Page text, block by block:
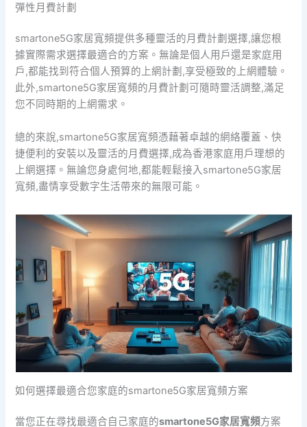
彈性月費計劃
smartone5G家居寬頻提供多種靈活的月費計劃選擇,讓您根
據實際需求選擇最適合的方案。無論是個人用戶還是家庭用
戶,都能找到符合個人預算的上網計劃,享受極致的上網體驗。
此外,smartone5G家居寬頻的月費計劃可隨時靈活調整,滿足
您不同時期的上網需求。
總的來說,smartone5G家居寬頻憑藉著卓越的網絡覆蓋、快
捷便利的安裝以及靈活的月費選擇,成為香港家庭用戶理想的
上網選擇。無論您身處何地,都能輕鬆接入smartone5G家居
寬頻,盡情享受數字生活帶來的無限可能。
如何選擇最適合您家庭的smartone5G家居寬頻方案
當您正在尋找最適合自己家庭的smartone5G家居寬頻方案